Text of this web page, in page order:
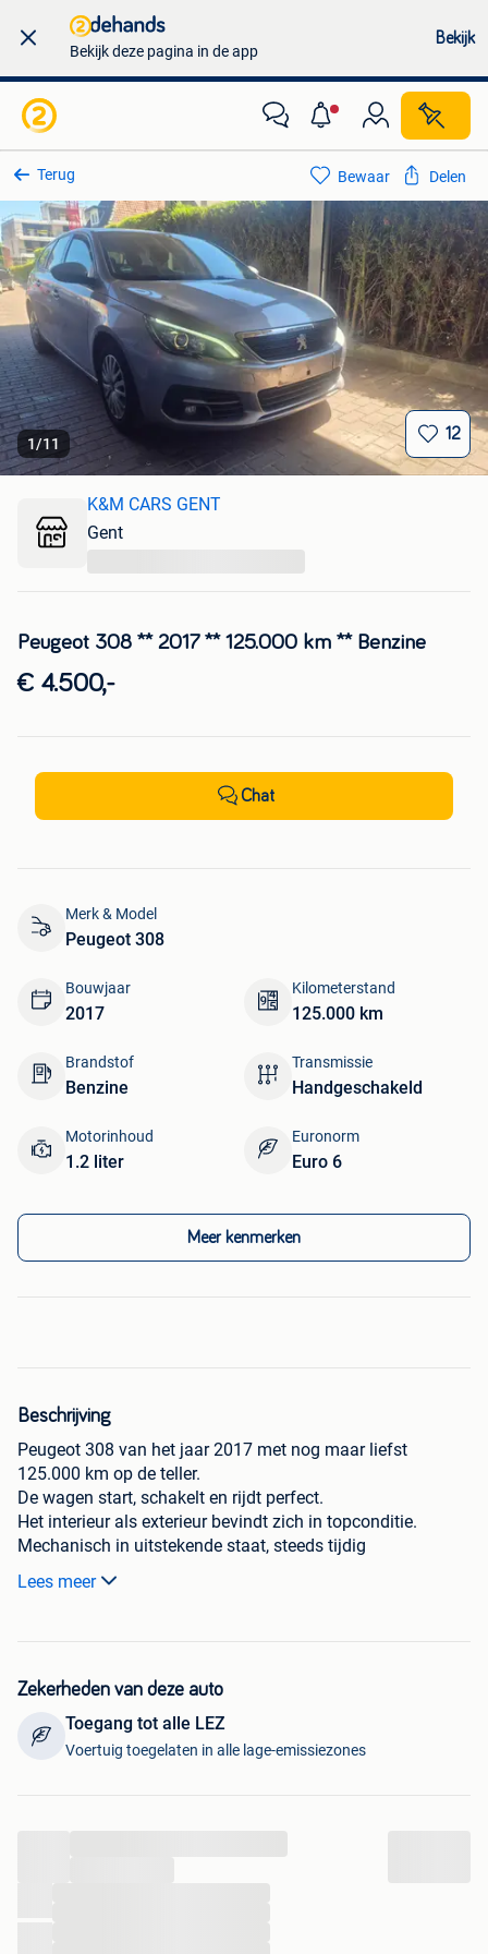
Bekijk deze pagina in de app
Bekijk
Terug
1/11
12
Merk & Model
Peugeot 308
Bouwjaar
2017
Kilometerstand
125.000 km
Brandstof
Benzine
Transmissie
Handgeschakeld
Motorinhoud
1.2 liter
Euronorm
Euro 6
Meer kenmerken
Beschrijving
Peugeot 308 van het jaar 2017 met nog maar liefst
125.000 km op de teller.
De wagen start, schakelt en rijdt perfect.
Het interieur als exterieur bevindt zich in topconditie.
Mechanisch in uitstekende staat, steeds tijdig
onderhouden!
Zo meeneemprijs.
Kan eventueel gekeurd worden voor verkoop (prijs te
bespreken).
Lees meer
Zekerheden van deze auto
Toegang tot alle LEZ
Voertuig toegelaten in alle lage-emissiezones
Bewaar Delen
Peugeot 308 ** 2017 ** 125.000 km ** Benzine
€ 4.500,-
K&M CARS GENT
Gent
Chat